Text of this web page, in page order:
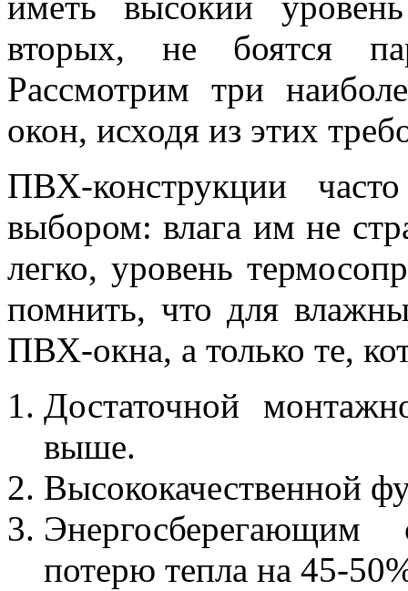
вторых, не боятся
Рассмотрим три
окон, исходя из этих
ПВХ-конструкции
выбором: влага им не
легко, уровень
помнить, что для
ПВХ-окна, а только те,
Достаточной
выше.
Высококачественной
потерю тепла на 45-